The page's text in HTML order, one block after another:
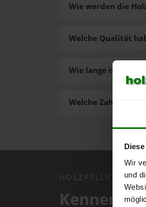
Wir
und
Wie werden die
Welche
Welche Qualität
Wie lange ist die
HOLZPELLETS.NET
Kennen